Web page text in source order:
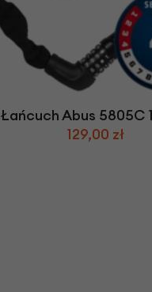
Łańcuch Abus 5805C
129,00 zł